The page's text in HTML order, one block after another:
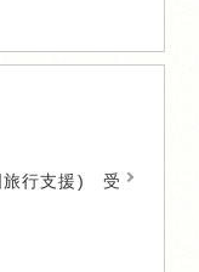
旅行支援) 受